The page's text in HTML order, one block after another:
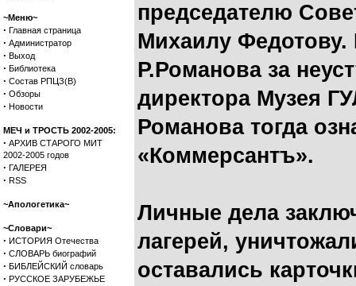
~Меню~
· Главная страница
· Администратор
· Выход
· Библиотека
· Состав РПЦЗ(В)
· Обзоры
· Новости
МЕЧ и ТРОСТЬ 2002-2005:
· АРХИВ СТАРОГО МИТ
2002-2005 годов
· ГАЛЕРЕЯ
· RSS
~Апологетика~
~Словари~
· ИСТОРИЯ Отечества
· СЛОВАРЬ биографий
· БИБЛЕЙСКИЙ словарь
· РУССКОЕ ЗАРУБЕЖЬЕ
председателю
Михаилу Федотову.
Р.Романова за
директора Музея
Романова тогда
«Коммерсантъ».
Личные дела
лагерей,
оставались